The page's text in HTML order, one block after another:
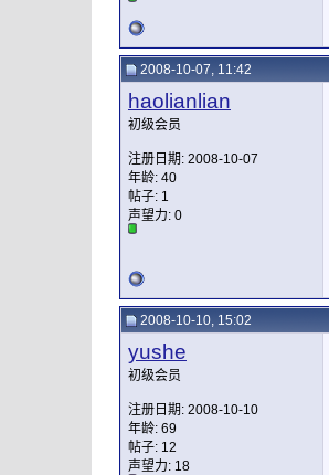
2008-10-07, 11:42
haolianlian
初级会员
注册日期: 2008-10-07
年龄: 40
帖子: 1
声望力: 0
2008-10-10, 15:02
yushe
初级会员
注册日期: 2008-10-10
年龄: 69
帖子: 12
声望力: 18